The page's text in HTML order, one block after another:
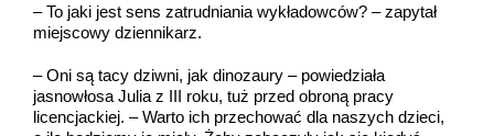
– To jaki jest sens zatrudniania wykładowców? – zapytał
miejscowy dziennikarz.
– Oni są tacy dziwni, jak dinozaury – powiedziała
jasnowłosa Julia z III roku, tuż przed obroną pracy
licencjackiej. – Warto ich przechować dla naszych dzieci,